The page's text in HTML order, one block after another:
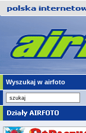
Wyszukaj w airfoto